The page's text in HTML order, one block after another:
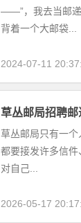
——”，我去当邮递
背着一个大邮袋...
2024-07-11
草丛邮局招聘邮
草丛邮局只有一
都要接发许多信
对自己...
2026-05-17